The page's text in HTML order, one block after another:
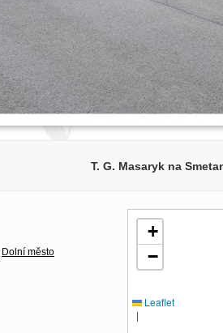
T. G. Masaryk na
Dolní město
+
−
Leaflet
|